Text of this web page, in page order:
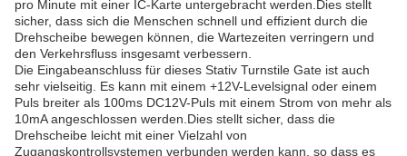
pro Minute mit einer IC-Karte untergebracht werden.Dies stellt
sicher, dass sich die Menschen schnell und effizient durch die
Drehscheibe bewegen können, die Wartezeiten verringern und
den Verkehrsfluss insgesamt verbessern.
Die Eingabeanschluss für dieses Stativ Turnstile Gate ist auch
sehr vielseitig. Es kann mit einem +12V-Levelsignal oder einem
Puls breiter als 100ms DC12V-Puls mit einem Strom von mehr als
10mA angeschlossen werden.Dies stellt sicher, dass die
Drehscheibe leicht mit einer Vielzahl von
Zugangskontrollsystemen verbunden werden kann, so dass es